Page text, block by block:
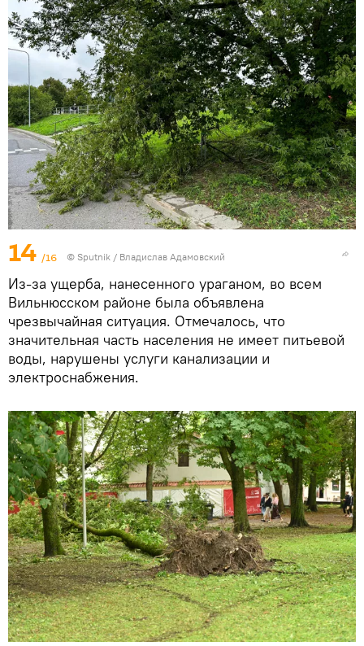
14 /16 © Sputnik / Владислав Адамовский
Из-за ущерба, нанесенного ураганом, во всем
Вильнюсском районе была объявлена ​​
чрезвычайная ситуация. Отмечалось, что
значительная часть населения не имеет питьевой
воды, нарушены услуги канализации и
электроснабжения.